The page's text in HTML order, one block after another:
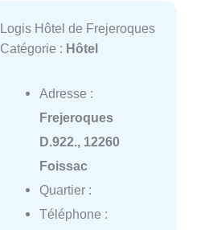
Logis Hôtel de Frejeroques
Catégorie : Hôtel
Adresse :
Frejeroques
D.922., 12260
Foissac
Quartier :
Téléphone :